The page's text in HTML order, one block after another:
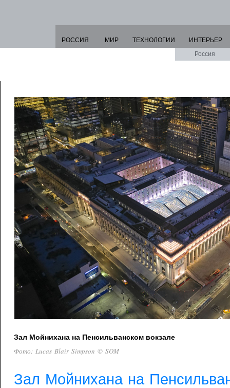
РОССИЯ МИР ТЕХНОЛОГИИ
ИНТЕРЬЕР
Россия
Зал Мойнихана на Пенсильванском вокзале
Фото: Lucas Blair Simpson © SOM
Зал Мойнихана на